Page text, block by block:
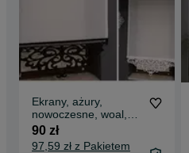
Ekrany, ażury,
nowoczesne, woal,
firana - panel line
glamour glossy
90 zł
97,59 zł z Pakietem